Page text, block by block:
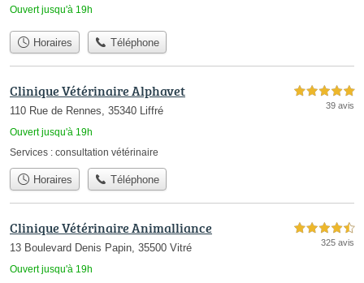
Ouvert jusqu'à 19h
Horaires Téléphone
Clinique Vétérinaire Alphavet
110 Rue de Rennes, 35340 Liffré
Ouvert jusqu'à 19h
5,0 étoiles sur 5
39 avis
Services : consultation vétérinaire
Horaires Téléphone
Clinique Vétérinaire Animalliance
13 Boulevard Denis Papin, 35500 Vitré
Ouvert jusqu'à 19h
4,5 étoiles sur 5
325 avis